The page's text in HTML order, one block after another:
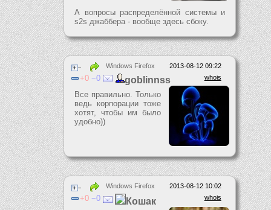
А вопросы распределённой системы и
s2s джаббера - вообще здесь сбоку.
2013-08-12 09:22
Windows Firefox
whois
0 0 goblinnss
Все правильно. Только
ведь корпорации тоже
хотят, чтобы им было
удобно))
2013-08-12 10:02
Windows Firefox
whois
0 0 Кошак